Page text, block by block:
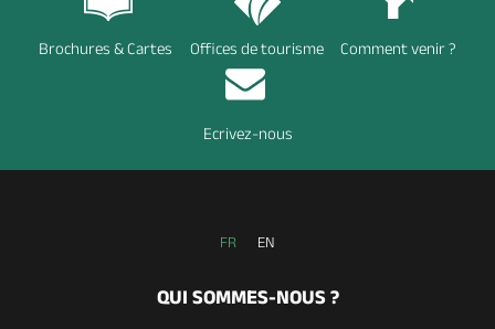
Brochures & Cartes Offices de tourisme Comment venir ?
Ecrivez-nous
FR EN
QUI SOMMES-NOUS ?